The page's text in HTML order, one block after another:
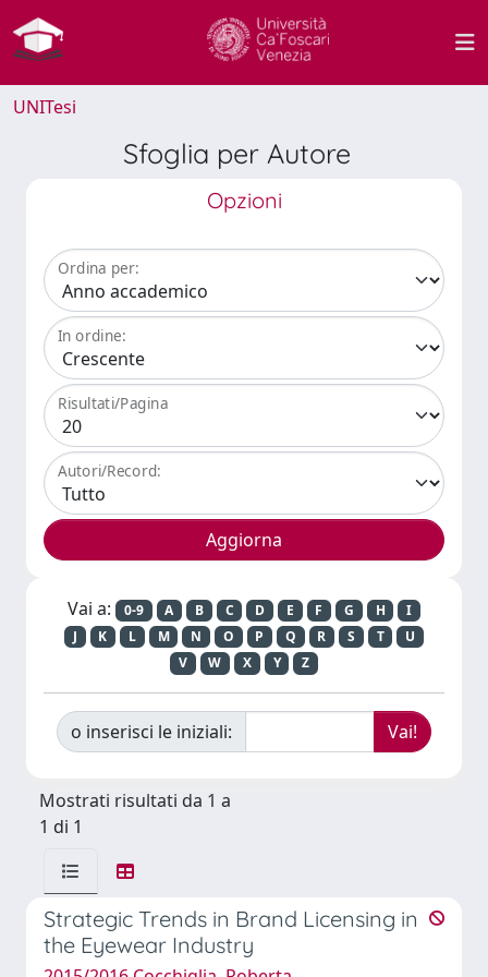
UNITesi
Sfoglia per Autore
Opzioni
Ordina per:
In ordine:
Risultati/Pagina
Autori/Record:
Vai a: 0-9 A B C D E F G H
I
J
K L M N O P Q R S T
U
V
W X Y Z
o inserisci le iniziali:
Mostrati risultati da 1 a
1 di 1
Strategic Trends in Brand Licensing in
the Eyewear Industry